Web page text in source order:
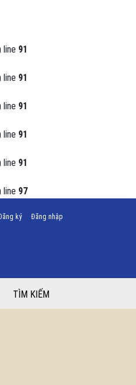
line 91
line 91
line 91
line 91
line 91
line 97
ký Đăng nhập
Ngôn ngữ hiện tại là:
TÌM KIẾM